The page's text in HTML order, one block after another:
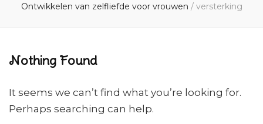
Ontwikkelen van zelfliefde voor vrouwen / versterking
Nothing Found
It seems we can’t find what you’re looking for.
Perhaps searching can help.